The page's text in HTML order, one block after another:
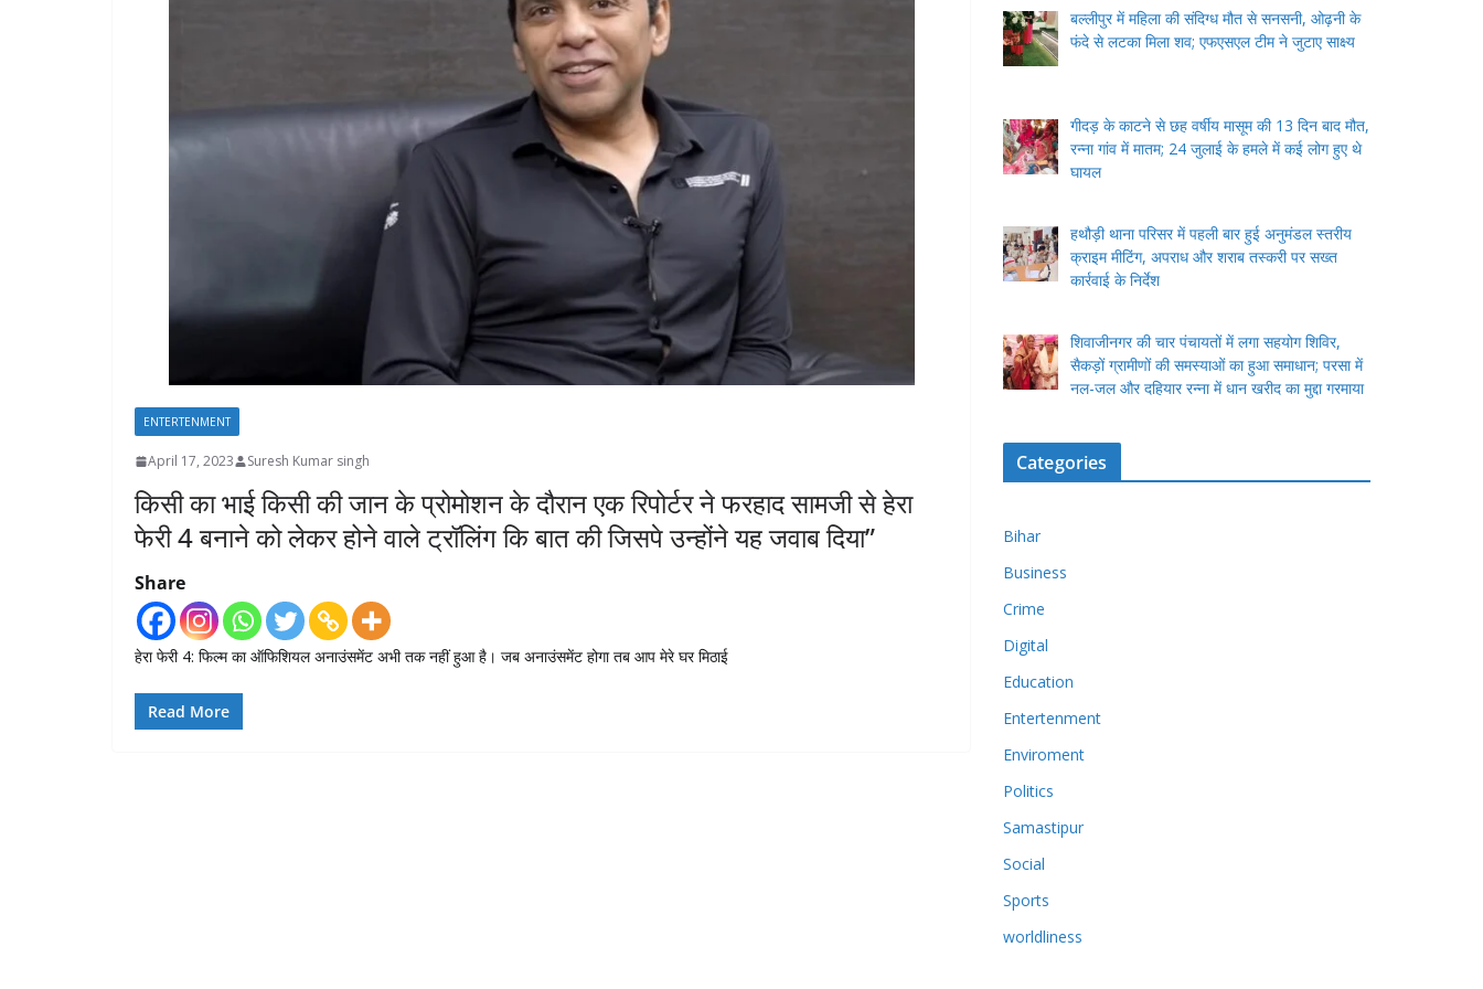
ENTERTENMENT
April 17, 2023 Suresh Kumar singh
किसी का भाई किसी की जान के प्रोमोशन के दौरान एक रिपोर्टर ने फरहाद सामजी से हेरा
फेरी 4 बनाने को लेकर होने वाले ट्रॉलिंग कि बात की जिसपे उन्होंने यह जवाब दिया”
Share
हेरा फेरी 4: फिल्म का ऑफिशियल अनाउंसमेंट अभी तक नहीं हुआ है। जब अनाउंसमेंट होगा तब आप मेरे घर मिठाई
Read More
बल्लीपुर में महिला की संदिग्ध मौत से सनसनी, ओढ़नी के
फंदे से लटका मिला शव; एफएसएल टीम ने जुटाए साक्ष्य
गीदड़ के काटने से छह वर्षीय मासूम की 13 दिन बाद मौत,
रन्ना गांव में मातम; 24 जुलाई के हमले में कई लोग हुए थे
घायल
हथौड़ी थाना परिसर में पहली बार हुई अनुमंडल स्तरीय
क्राइम मीटिंग, अपराध और शराब तस्करी पर सख्त
कार्रवाई के निर्देश
शिवाजीनगर की चार पंचायतों में लगा सहयोग शिविर,
सैकड़ों ग्रामीणों की समस्याओं का हुआ समाधान; परसा में
नल-जल और दहियार रन्ना में धान खरीद का मुद्दा गरमाया
Categories
Bihar
Business
Crime
Digital
Education
Entertenment
Enviroment
Politics
Samastipur
Social
Sports
worldliness